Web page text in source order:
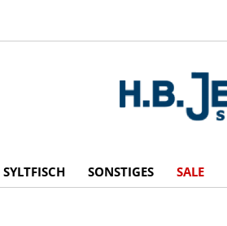
SYLTFISCH SONSTIGES SALE